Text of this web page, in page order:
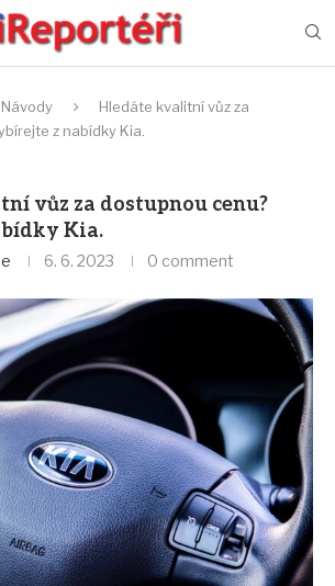
Hledáte kvalitní vůz za
z nabídky Kia.
vůz za dostupnou cenu?
Kia.
6. 6. 2023 0 comment